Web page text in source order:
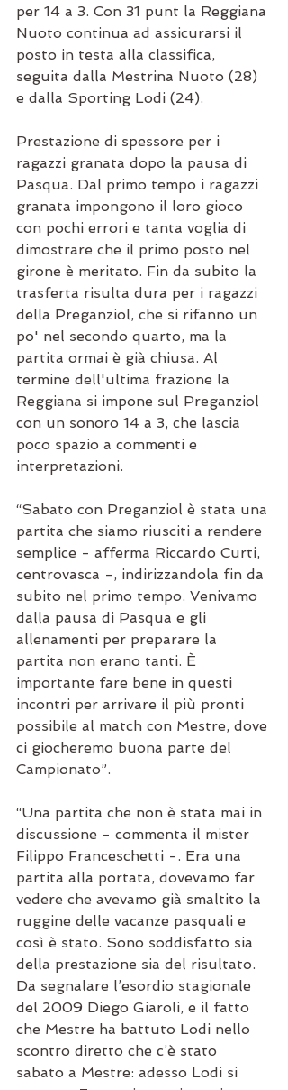
per 14 a 3. Con 31 punt la Reggiana
Nuoto continua ad assicurarsi il
posto in testa alla classifica,
seguita dalla Mestrina Nuoto (28)
e dalla Sporting Lodi (24).
Prestazione di spessore per i
ragazzi granata dopo la pausa di
Pasqua. Dal primo tempo i ragazzi
granata impongono il loro gioco
con pochi errori e tanta voglia di
dimostrare che il primo posto nel
girone è meritato. Fin da subito la
trasferta risulta dura per i ragazzi
della Preganziol, che si rifanno un
po' nel secondo quarto, ma la
partita ormai è già chiusa. Al
termine dell'ultima frazione la
Reggiana si impone sul Preganziol
con un sonoro 14 a 3, che lascia
poco spazio a commenti e
interpretazioni.
“Sabato con Preganziol è stata una
partita che siamo riusciti a rendere
semplice - afferma Riccardo Curti,
centrovasca -, indirizzandola fin da
subito nel primo tempo. Venivamo
dalla pausa di Pasqua e gli
allenamenti per preparare la
partita non erano tanti. È
importante fare bene in questi
incontri per arrivare il più pronti
possibile al match con Mestre, dove
ci giocheremo buona parte del
Campionato”.
“Una partita che non è stata mai in
discussione - commenta il mister
Filippo Franceschetti -. Era una
partita alla portata, dovevamo far
vedere che avevamo già smaltito la
ruggine delle vacanze pasquali e
così è stato. Sono soddisfatto sia
della prestazione sia del risultato.
Da segnalare l’esordio stagionale
del 2009 Diego Giaroli, e il fatto
che Mestre ha battuto Lodi nello
scontro diretto che c’è stato
sabato a Mestre: adesso Lodi si